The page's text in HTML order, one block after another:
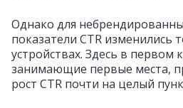
Однако для
показатели CTR изменились
устройствах. Здесь в первом
занимающие первые места,
рост CTR почти на целый